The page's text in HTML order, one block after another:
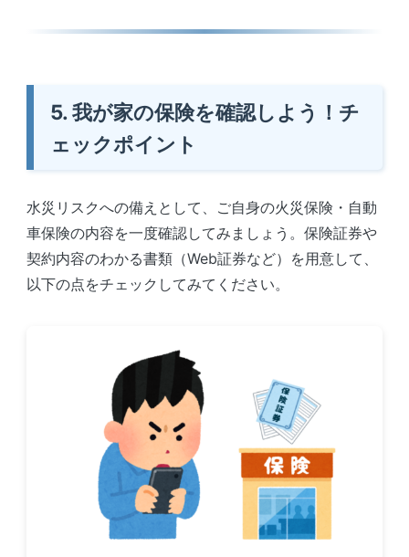
5. 我が家の保険を確認しよう！チ
ェックポイント
水災リスクへの備えとして、ご自身の火災保険・自動
車保険の内容を一度確認してみましょう。保険証券や
契約内容のわかる書類（Web証券など）を用意して、
以下の点をチェックしてみてください。